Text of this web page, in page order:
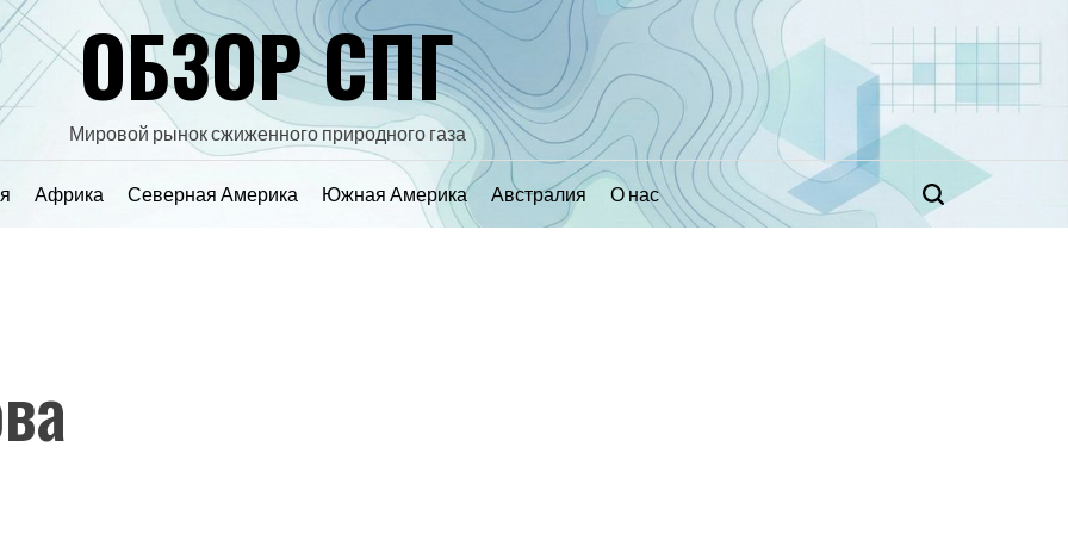
ОБЗОР СПГ
Мировой рынок сжиженного природного газа
Африка Северная Америка Южная Америка Австралия О нас Поиск